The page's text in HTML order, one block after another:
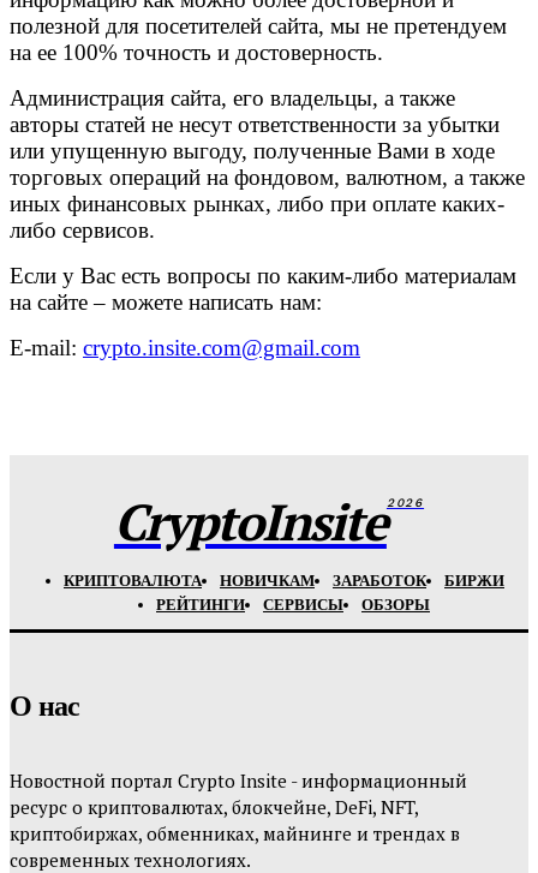
полезной для посетителей сайта, мы не претендуем
на ее 100% точность и достоверность.
Администрация сайта, его владельцы, а также
авторы статей не несут ответственности за убытки
или упущенную выгоду, полученные Вами в ходе
торговых операций на фондовом, валютном, а также
иных финансовых рынках, либо при оплате каких-
либо сервисов.
Если у Вас есть вопросы по каким-либо материалам
на сайте – можете написать нам:
E-mail: crypto.insite.com@gmail.com
CryptoInsite2026
КРИПТОВАЛЮТА НОВИЧКАМ ЗАРАБОТОК
БИРЖИ
РЕЙТИНГИ
СЕРВИСЫ ОБЗОРЫ
О нас
Новостной портал Crypto Insite - информационный
ресурс о криптовалютах, блокчейне, DeFi, NFT,
криптобиржах, обменниках, майнинге и трендах в
современных технологиях.